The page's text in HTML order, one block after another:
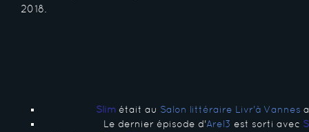
2018.
Slim était au Salon littéraire Livr'à Vannes
Le dernier épisode d'Arel3 est sorti avec